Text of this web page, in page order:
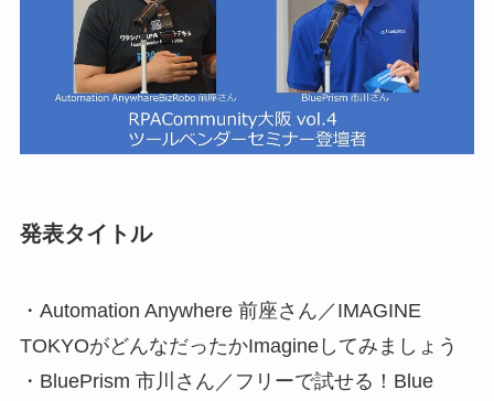
発表タイトル
・Automation Anywhere 前座さん／IMAGINE
TOKYOがどんなだったかImagineしてみましょう
・BluePrism 市川さん／フリーで試せる！Blue